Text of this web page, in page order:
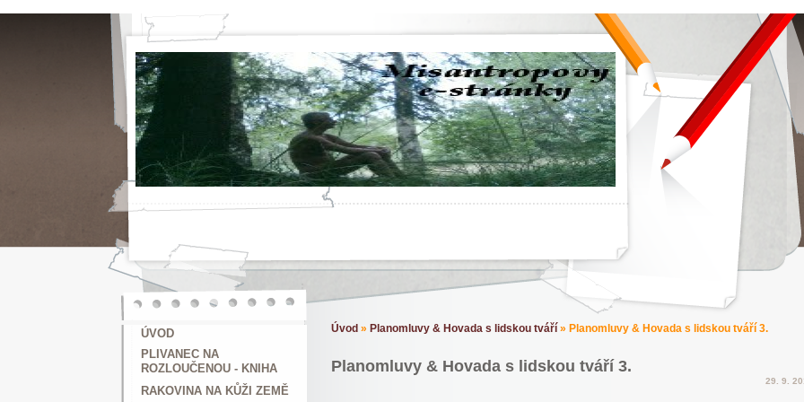
ÚVOD
PLIVANEC NA
ROZLOUČENOU - KNIHA
RAKOVINA NA KŮŽI ZEMĚ
Úvod » Planomluvy & Hovada s lidskou tváří» Planomluvy & Hovada s lidskou tváří 3.
Planomluvy & Hovada s lidskou tváří 3.
29. 9.